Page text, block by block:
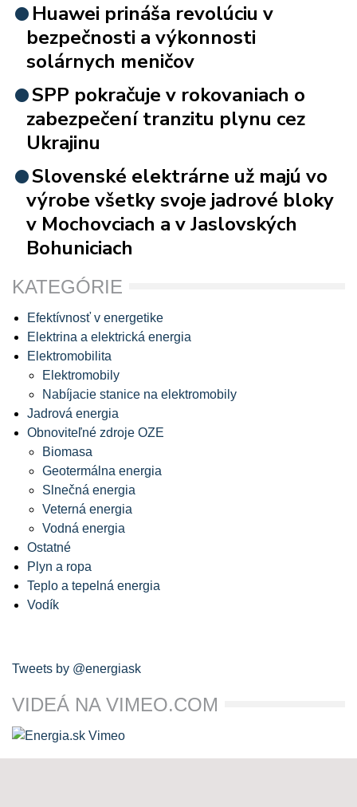
Huawei prináša revolúciu v
bezpečnosti a výkonnosti
solárnych meničov
SPP pokračuje v rokovaniach o
zabezpečení tranzitu plynu cez
Ukrajinu
Slovenské elektrárne už majú vo
výrobe všetky svoje jadrové bloky
v Mochovciach a v Jaslovských
Bohuniciach
KATEGÓRIE
Efektívnosť v energetike
Elektrina a elektrická energia
Elektromobilita
Elektromobily
Nabíjacie stanice na elektromobily
Jadrová energia
Obnoviteľné zdroje OZE
Biomasa
Geotermálna energia
Slnečná energia
Veterná energia
Vodná energia
Ostatné
Plyn a ropa
Teplo a tepelná energia
Vodík
Tweets by @energiask
VIDEÁ NA VIMEO.COM